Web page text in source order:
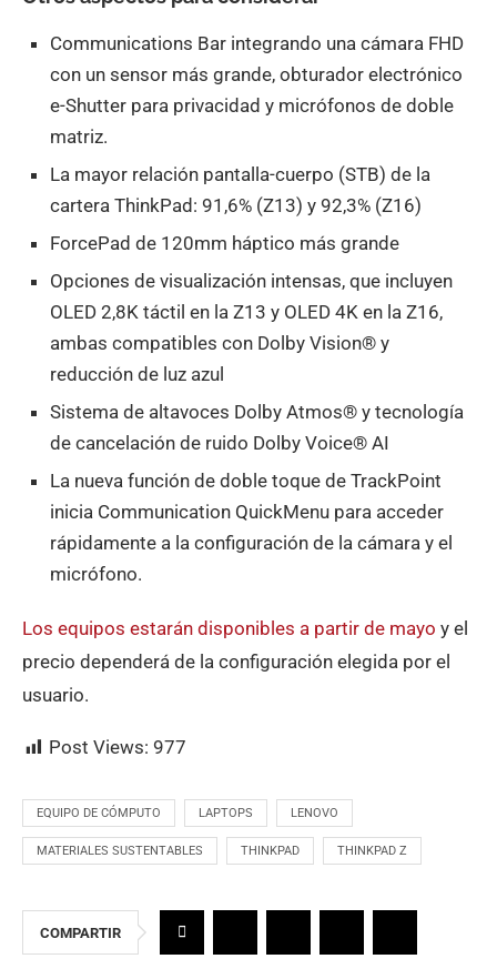
Communications Bar integrando una cámara FHD
con un sensor más grande, obturador electrónico
e-Shutter para privacidad y micrófonos de doble
matriz.
La mayor relación pantalla-cuerpo (STB) de la
cartera ThinkPad: 91,6% (Z13) y 92,3% (Z16)
ForcePad de 120mm háptico más grande
Opciones de visualización intensas, que incluyen
OLED 2,8K táctil en la Z13 y OLED 4K en la Z16,
ambas compatibles con Dolby Vision® y
reducción de luz azul
Sistema de altavoces Dolby Atmos® y tecnología
de cancelación de ruido Dolby Voice® AI
La nueva función de doble toque de TrackPoint
inicia Communication QuickMenu para acceder
rápidamente a la configuración de la cámara y el
micrófono.
Los equipos estarán disponibles a partir de mayo y el
precio dependerá de la configuración elegida por el
usuario.
Post Views: 977
EQUIPO DE CÓMPUTO LAPTOPS LENOVO
MATERIALES SUSTENTABLES THINKPAD THINKPAD Z
COMPARTIR